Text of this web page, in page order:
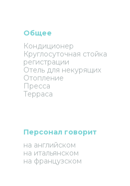
Общее
Кондиционер
Круглосуточная стойка
регистрации
Отель для некурящих
Отопление
Пресса
Терраса
Персонал говорит
на английском
на итальянском
на французском